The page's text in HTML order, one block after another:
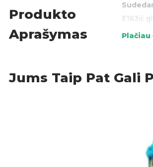
Produkto
Aprašymas
E163ii;
Kilmės
Plačiau
Jums Taip Pat Gali